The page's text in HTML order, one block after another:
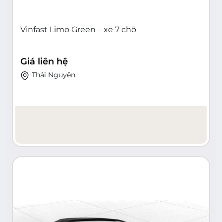
Vinfast Limo Green – xe 7 chỗ
Giá liên hệ
Thái Nguyên